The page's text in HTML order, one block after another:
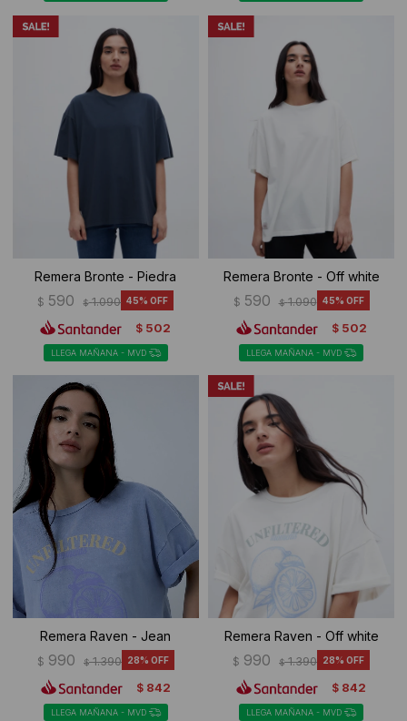
Remera Bronte - Piedra
$ 590 $ 1.090 45
$ 502
LLEGA MAÑANA - MVD
Remera Bronte - Off white
$ 590 $ 1.090 45
$ 502
LLEGA MAÑANA - MVD
Remera Raven - Jean
$ 990 $ 1.390 28
$ 842
LLEGA MAÑANA - MVD
Remera Raven - Off white
$ 990 $ 1.390 28
$ 842
LLEGA MAÑANA - MVD